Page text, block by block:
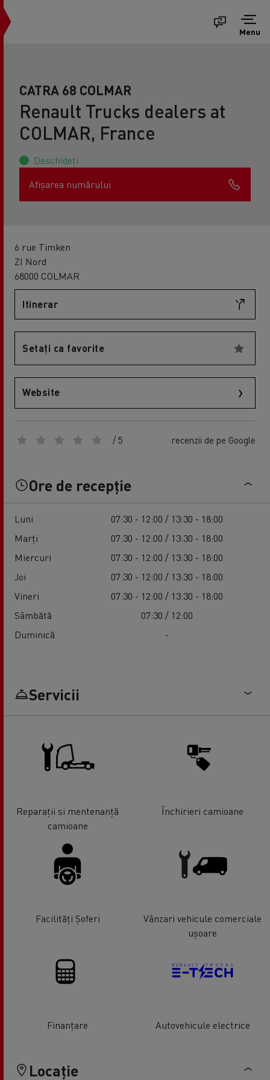
Menu
CATRA 68 COLMAR
Renault Trucks dealers at
COLMAR, France
Deschideți
Afișarea numărului
6 rue Timken
ZI Nord
68000 COLMAR
Itinerar
Setați ca favorite
Website
/ 5 recenzii de pe Google
Ore de recepție
Luni
07:30 - 12:00 / 13:30 - 18:00
Marți
07:30 - 12:00 / 13:30 - 18:00
Miercuri
07:30 - 12:00 / 13:30 - 18:00
Joi
07:30 - 12:00 / 13:30 - 18:00
Vineri
07:30 - 12:00 / 13:30 - 18:00
Sâmbătă
07:30 / 12:00
Duminică
-
Servicii
Reparații si mentenanță
camioane
Închirieri camioane
Facilități Șoferi
Vânzari vehicule comerciale
ușoare
Finanțare Autovehicule electrice
Locație